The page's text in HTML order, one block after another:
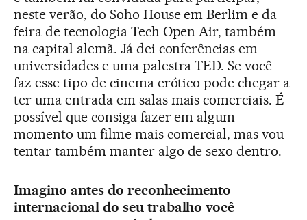
neste verão, do Soho House em Berlim e da
feira de tecnologia Tech Open Air, também
na capital alemã. Já dei conferências em
universidades e uma palestra TED. Se você
faz esse tipo de cinema erótico pode chegar a
ter uma entrada em salas mais comerciais. É
possível que consiga fazer em algum
momento um filme mais comercial, mas vou
tentar também manter algo de sexo dentro.
Imagino antes do reconhecimento
internacional do seu trabalho você